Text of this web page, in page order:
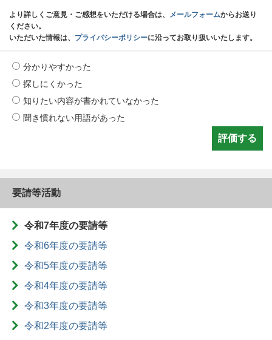
より詳しくご意見・ご感想をいただける場合は、 メールフォームからお送り
ください。
いただいた情報は、 プライバシーポリシーに沿ってお取り扱いいたします。
分かりやすかった
探しにくかった
知りたい内容が書かれていなかった
聞き慣れない用語があった
要請等活動
令和7年度の要請等
令和6年度の要請等
令和5年度の要請等
令和4年度の要請等
令和3年度の要請等
令和2年度の要請等